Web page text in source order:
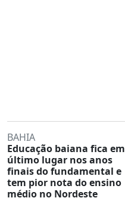
BAHIA
Educação baiana fica em
último lugar nos anos
finais do fundamental e
tem pior nota do ensino
médio no Nordeste